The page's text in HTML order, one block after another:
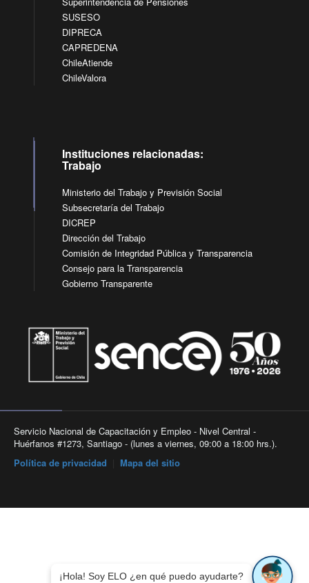
SUSESO
DIPRECA
CAPREDENA
ChileAtiende
ChileValora
Instituciones relacionadas:
Trabajo
Ministerio del Trabajo y Previsión Social
Subsecretaría del Trabajo
DICREP
Dirección del Trabajo
Comisión de Integridad Pública y Transparencia
Consejo para la Transparencia
Gobierno Transparente
Servicio Nacional de Capacitación y Empleo - Nivel Central -
Huérfanos #1273, Santiago - (lunes a viernes, 09:00 a 18:00 hrs.).
Política de privacidad
Mapa del sitio
¡Hola! Soy ELO ¿en qué puedo ayudarte?